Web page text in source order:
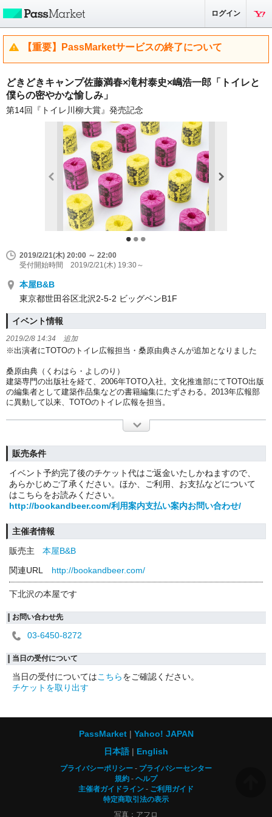
ログイン
【重要】PassMarketサービスの終了について
どきどきキャンプ佐藤満春×滝村泰史×嶋浩一郎「トイレと
僕らの密やかな愉しみ」
第14回『トイレ川柳大賞』発売記念
2019/2/21(木) 20:00 ～ 22:00
受付開始時間 2019/2/21(木) 19:30～
本屋B&B
東京都世田谷区北沢2-5-2 ビッグベンB1F
イベント情報
2019/2/8 14:34 追加
※出演者にTOTOのトイレ広報担当・桑原由典さんが追加となりました
桑原由典（くわはら・よしのり）
建築専門の出版社を経て、2006年TOTO入社。文化推進部にてTOTO出版
の編集者として建築作品集などの書籍編集にたずさわる。2013年広報部
に異動して以来、TOTOのトイレ広報を担当。
販売条件
イベント予約完了後のチケット代はご返金いたしかねますので、
あらかじめご了承ください。ほか、ご利用、お支払などについて
はこちらをお読みください。
http://bookandbeer.com/利用案内支払い案内お問い合わせ/
主催者情報
販売主
本屋B&B
関連URL
http://bookandbeer.com/
下北沢の本屋です
お問い合わせ先
03-6450-8272
当日の受付について
当日の受付についてはこちらをご確認ください。
チケットを取り出す
PassMarket
Yahoo! JAPAN
日本語
English
プライバシーポリシー
プライバシーセンター
規約
ヘルプ
主催者ガイドライン
ご利用ガイド
特定商取引法の表示
写真：アフロ